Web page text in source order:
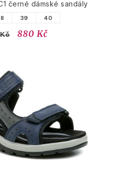
černé dámské sandály
39 40
880 Kč